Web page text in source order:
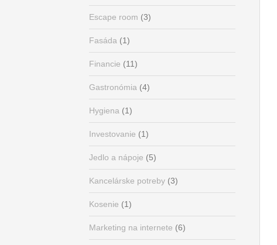
Escape room (3)
Fasáda (1)
Financie (11)
Gastronómia (4)
Hygiena (1)
Investovanie (1)
Jedlo a nápoje (5)
Kancelárske potreby (3)
Kosenie (1)
Marketing na internete (6)